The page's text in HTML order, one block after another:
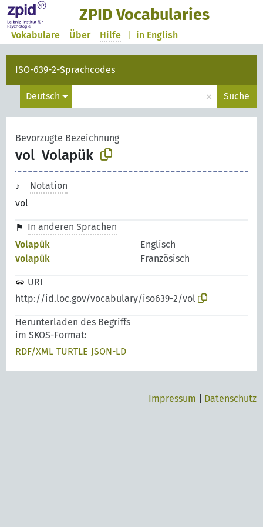
ZPID Vocabularies
in English
Vokabulare Über Hilfe
ISO-639-2-Sprachcodes
Deutsch × Suche
Bevorzugte Bezeichnung
vol Volapük
Notation
vol
In anderen Sprachen
Volapük
Englisch
volapük
Französisch
URI
http://id.loc.gov/vocabulary/iso639-2/vol
Herunterladen des Begriffs
im SKOS-Format:
RDF/XML TURTLE JSON-LD
Impressum Datenschutz